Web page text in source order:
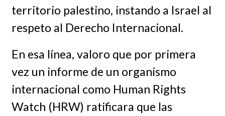
territorio palestino, instando a Israel al
respeto al Derecho Internacional.
En esa línea, valoro que por primera
vez un informe de un organismo
internacional como Human Rights
Watch (HRW) ratificara que las